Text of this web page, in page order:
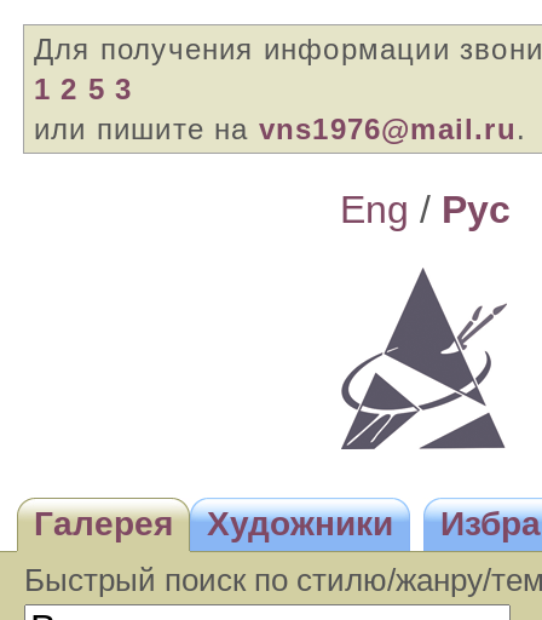
Для получения информации
1 2 5 3
или пишите на vns1976@mail.ru.
Eng / Pyc
Галерея Художники
Быстрый поиск по стилю/жанру/